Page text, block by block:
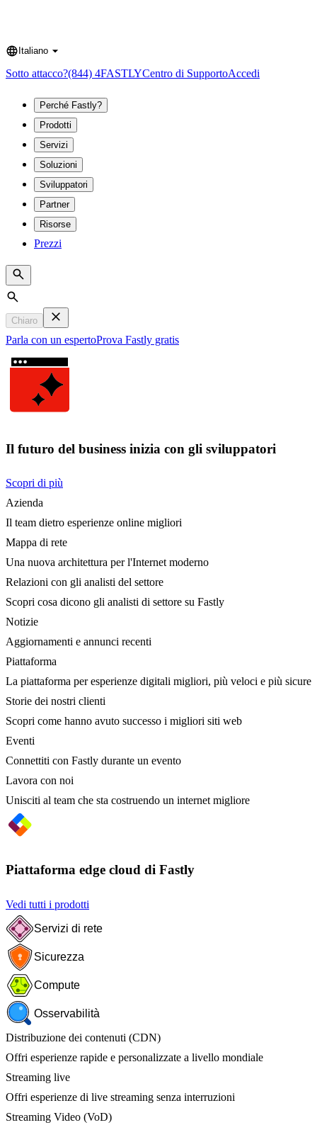
Language
Italiano
Sotto attacco?(844) 4FASTLYCentro di SupportoAccedi
Perché Fastly?
Prodotti
Servizi
Soluzioni
Sviluppatori
Partner
Risorse
Prezzi
Search
Chiaro
Parla con un espertoProva Fastly gratis
Il futuro del business inizia con gli sviluppatori
Scopri di più
Azienda
Il team dietro esperienze online migliori
Mappa di rete
Una nuova architettura per l'Internet moderno
Relazioni con gli analisti del settore
Scopri cosa dicono gli analisti di settore su Fastly
Notizie
Aggiornamenti e annunci recenti
Piattaforma
La piattaforma per esperienze digitali migliori, più veloci e più sicure
Storie dei nostri clienti
Scopri come hanno avuto successo i migliori siti web
Eventi
Connettiti con Fastly durante un evento
Lavora con noi
Unisciti al team che sta costruendo un internet migliore
Piattaforma edge cloud di Fastly
Vedi tutti i prodotti
Servizi di rete
Sicurezza
Compute
Osservabilità
Distribuzione dei contenuti (CDN)
Offri esperienze rapide e personalizzate a livello mondiale
Streaming live
Offri esperienze di live streaming senza interruzioni
Streaming Video (VoD)